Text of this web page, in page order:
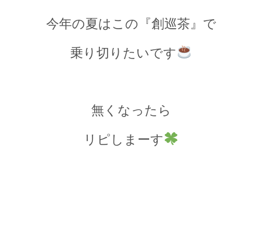
今年の夏はこの『創巡茶』で
乗り切りたいです
無くなったら
リピしまーす